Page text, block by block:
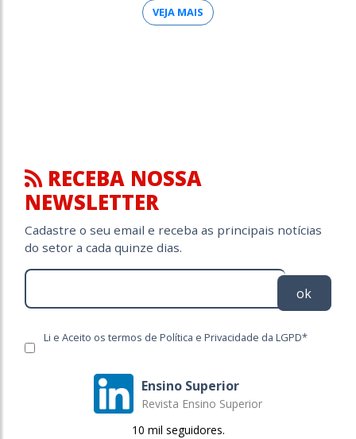
VEJA MAIS
RECEBA NOSSA
NEWSLETTER
Cadastre o seu email e receba as principais notícias
do setor a cada quinze dias.
ok
Li e Aceito os termos de Política e Privacidade da LGPD*
Ensino Superior
Revista Ensino Superior
10 mil seguidores.